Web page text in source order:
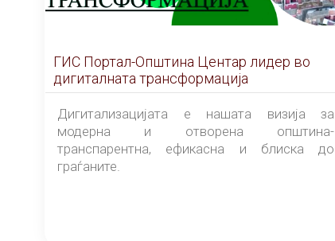
ГИС Портал-Општина Центар лидер во
дигиталната трансформација
Дигитализацијата е нашата визија за
модерна и отворена општина-
транспарентна, ефикасна и блиска до
граѓаните.